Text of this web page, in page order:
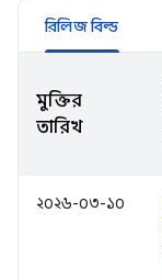
রিলিজ বিল্ড
মুক্তির
তারিখ
২০২৬-০৩-১০